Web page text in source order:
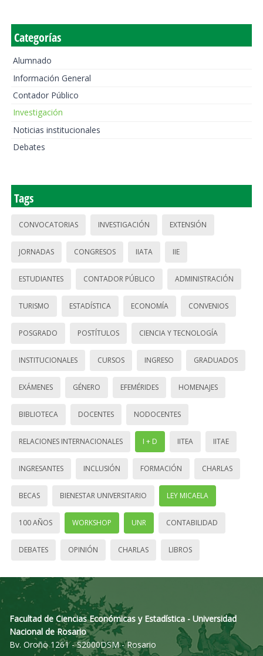
Categorías
Alumnado
Información General
Contador Público
Investigación
Noticias institucionales
Debates
Tags
CONVOCATORIAS INVESTIGACIÓN EXTENSIÓN
JORNADAS CONGRESOS IIATA IIE
ESTUDIANTES CONTADOR PÚBLICO ADMINISTRACIÓN
TURISMO ESTADÍSTICA ECONOMÍA CONVENIOS
POSGRADO POSTÍTULOS CIENCIA Y TECNOLOGÍA
INSTITUCIONALES CURSOS INGRESO GRADUADOS
EXÁMENES GÉNERO EFEMÉRIDES HOMENAJES
BIBLIOTECA DOCENTES NODOCENTES
RELACIONES INTERNACIONALES I + D IITEA IITAE
INGRESANTES INCLUSIÓN FORMACIÓN CHARLAS
BECAS BIENESTAR UNIVERSITARIO LEY MICAELA
100 AÑOS WORKSHOP UNR CONTABILIDAD
DEBATES OPINIÓN CHARLAS LIBROS
Facultad de Ciencias Económicas y Estadística - Universidad
Nacional de Rosario
Bv. Oroño 1261 - S2000DSM - Rosario